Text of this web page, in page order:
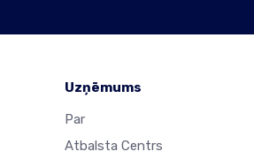
Uzņēmums
Par
Atbalsta Centrs